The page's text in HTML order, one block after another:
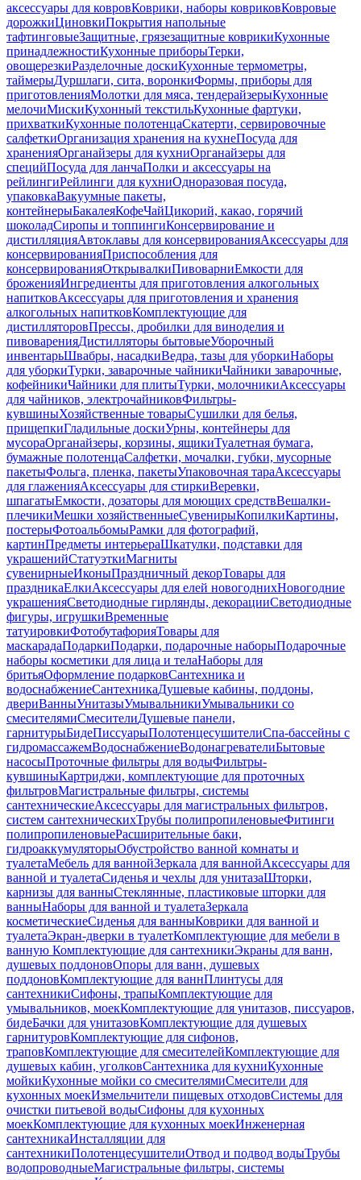
аксессуары для ковровКоврики, наборы ковриковКовровые
дорожкиЦиновкиПокрытия напольные
тафтинговыеЗащитные, грязезащитные коврикиКухонные
принадлежностиКухонные приборыТерки,
овощерезкиРазделочные доскиКухонные термометры,
таймерыДуршлаги, сита, воронкиФормы, приборы для
приготовленияМолотки для мяса, тендерайзерыКухонные
мелочиМискиКухонный текстильКухонные фартуки,
прихваткиКухонные полотенцаСкатерти, сервировочные
салфеткиОрганизация хранения на кухнеПосуда для
храненияОрганайзеры для кухниОрганайзеры для
специйПосуда для ланчаПолки и аксессуары на
рейлингиРейлинги для кухниОдноразовая посуда,
упаковкаВакуумные пакеты,
контейнерыБакалеяКофеЧайЦикорий, какао, горячий
шоколадСиропы и топпингиКонсервирование и
дистилляцияАвтоклавы для консервированияАксессуары для
консервированияПриспособления для
консервированияОткрывалкиПивоварниЕмкости для
броженияИнгредиенты для приготовления алкогольных
напитковАксессуары для приготовления и хранения
алкогольных напитковКомплектующие для
дистилляторовПрессы, дробилки для виноделия и
пивоваренияДистилляторы бытовыеУборочный
инвентарьШвабры, насадкиВедра, тазы для уборкиНаборы
для уборкиТурки, заварочные чайникиЧайники заварочные,
кофейникиЧайники для плитыТурки, молочникиАксессуары
для чайников, электрочайниковФильтры-
кувшиныХозяйственные товарыСушилки для белья,
прищепкиГладильные доскиУрны, контейнеры для
мусораОрганайзеры, корзины, ящикиТуалетная бумага,
бумажные полотенцаСалфетки, мочалки, губки, мусорные
пакетыФольга, пленка, пакетыУпаковочная тараАксессуары
для глаженияАксессуары для стиркиВеревки,
шпагатыЕмкости, дозаторы для моющих средствВешалки-
плечикиМешки хозяйственныеСувенирыКопилкиКартины,
постерыФотоальбомыРамки для фотографий,
картинПредметы интерьераШкатулки, подставки для
украшенийСтатуэткиМагниты
сувенирныеИконыПраздничный декорТовары для
праздникаЕлкиАксессуары для елей новогоднихНовогодние
украшенияСветодиодные гирлянды, декорацииСветодиодные
фигуры, игрушкиВременные
татуировкиФотобутафорияТовары для
маскарадаПодаркиПодарки, подарочные наборыПодарочные
наборы косметики для лица и телаНаборы для
бритьяОформление подарковСантехника и
водоснабжениеСантехникаДушевые кабины, поддоны,
двериВанныУнитазыУмывальникиУмывальники со
смесителямиСмесителиДушевые панели,
гарнитурыБидеПиссуарыПолотенцесушителиСпа-бассейны с
гидромассажемВодоснабжениеВодонагревателиБытовые
насосыПроточные фильтры для водыФильтры-
кувшиныКартриджи, комплектующие для проточных
фильтровМагистральные фильтры, системы
сантехническиеАксессуары для магистральных фильтров,
систем сантехническихТрубы полипропиленовыеФитинги
полипропиленовыеРасширительные баки,
гидроаккумуляторыОбустройство ванной комнаты и
туалетаМебель для ваннойЗеркала для ваннойАксессуары для
ванной и туалетаСиденья и чехлы для унитазаШторки,
карнизы для ванныСтеклянные, пластиковые шторки для
ванныНаборы для ванной и туалетаЗеркала
косметическиеСиденья для ванныКоврики для ванной и
туалетаЭкран-дверки в туалетКомплектующие для мебели в
ванную Комплектующие для сантехникиЭкраны для ванн,
душевых поддоновОпоры для ванн, душевых
поддоновКомплектующие для ваннПлинтусы для
сантехникиСифоны, трапыКомплектующие для
умывальников, моекКомплектующие для унитазов, писсуаров,
бидеБачки для унитазовКомплектующие для душевых
гарнитуровКомплектующие для сифонов,
траповКомплектующие для смесителейКомплектующие для
душевых кабин, уголковСантехника для кухниКухонные
мойкиКухонные мойки со смесителямиСмесители для
кухонных моекИзмельчители пищевых отходовСистемы для
очистки питьевой водыСифоны для кухонных
моекКомплектующие для кухонных моекИнженерная
сантехникаИнсталляции для
сантехникиПолотенцесушителиОтвод и подвод водыТрубы
водопроводныеМагистральные фильтры, системы